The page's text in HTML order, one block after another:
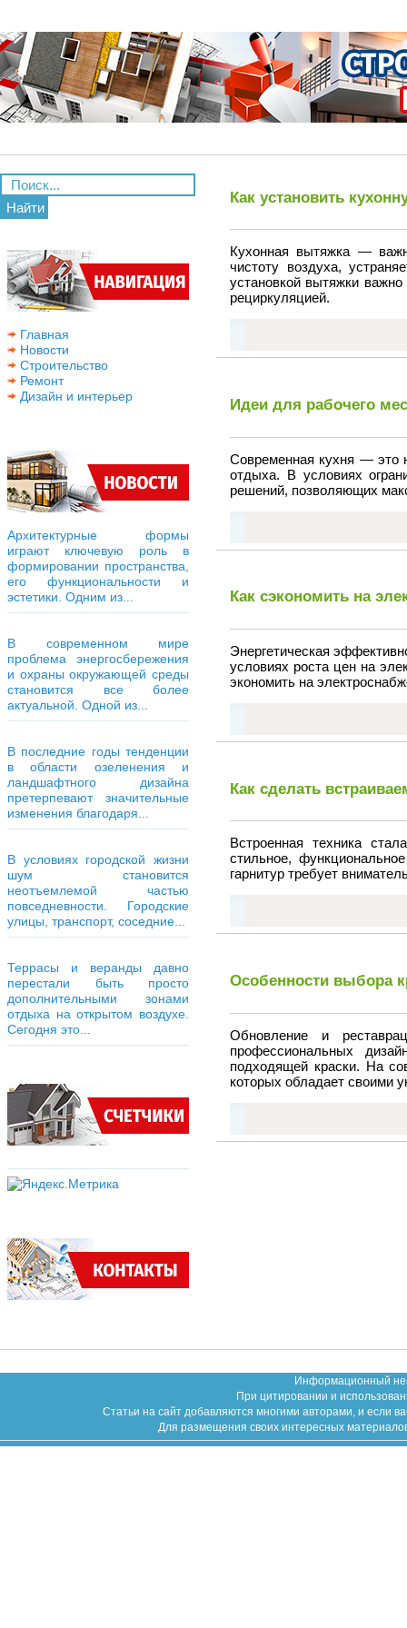
Найти
Главная
Новости
Строительство
Ремонт
Дизайн и интерьер
Архитектурные формы
играют ключевую роль в
формировании пространства,
его функциональности и
эстетики. Одним из...
В современном мире
проблема энергосбережения
и охраны окружающей среды
становится все более
актуальной. Одной из...
В последние годы тенденции
в области озеленения и
ландшафтного дизайна
претерпевают значительные
изменения благодаря...
В условиях городской жизни
шум становится
неотъемлемой частью
повседневности. Городские
улицы, транспорт, соседние...
Террасы и веранды давно
перестали быть просто
дополнительными зонами
отдыха на открытом воздухе.
Сегодня это...
Как установить
Кухонная вытяжка —
чистоту воздуха,
установкой вытяжки
рециркуляцией.
Идеи для рабочего
Современная кухня — это
отдыха. В условиях
решений, позволяющих
Как сэкономить на
Энергетическая
условиях роста цен на
экономить на
Как сделать
Встроенная техника
стильное,
гарнитур требует
Особенности выбора
Обновление и
профессиональных
подходящей краски. На
которых обладает своими
Информационный
При цитировании и
Статьи на сайт добавляются многими авторами, и если
Для размещения своих интересных